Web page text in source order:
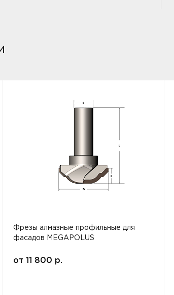
Фрезы алмазные профильные для
фасадов MEGAPOLUS
от 11 800 р.